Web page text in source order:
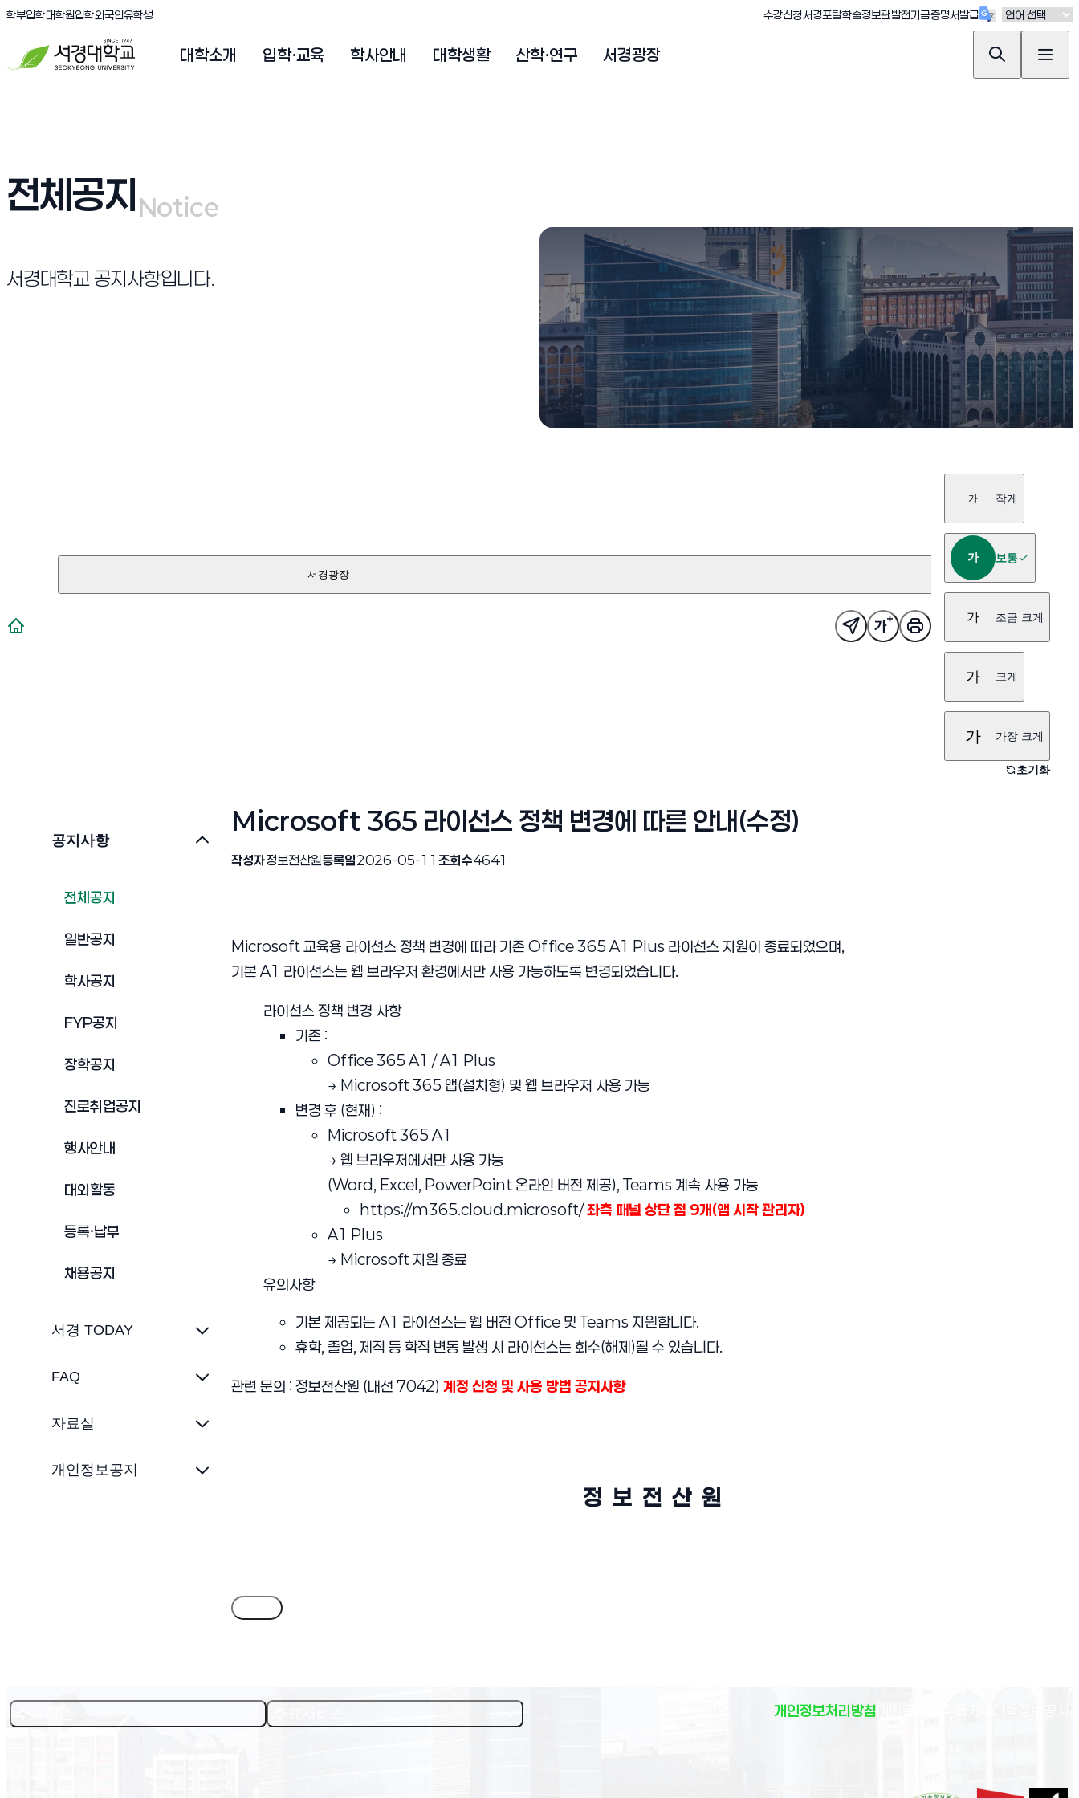
서경대학교
학부입학(새창 열림)
대학원입학(새창 열림)
외국인유학생(새창 열림) 수강신청(새창 열림)
서경포탈(새창 열림)
학술정보관(새창 열림)
발전기금(새창 열림)
증명서발급(새창 열림)
대학소개 입학·교육 학사안내 대학생활 산학·연구 서경광장
전체공지 Notice
Notice
서경대학교 공지사항입니다.
서경광장
가 작게
가 보통
가 조금 크게
가 크게
가 가장 크게
초기화
공지사항
전체공지
일반공지
학사공지
FYP공지
장학공지
진로취업공지
행사안내
대외활동
등록·납부
채용공지
서경 TODAY
FAQ
자료실
개인정보공지
Microsoft 365 라이선스 정책 변경에 따른 안내(수정)
작성자정보전산원등록일2026-05-11 조회수4641
Microsoft 교육용 라이선스 정책 변경에 따라 기존 Office 365 A1 Plus 라이선스 지원이 종료되었으며,
기본 A1 라이선스는 웹 브라우저 환경에서만 사용 가능하도록 변경되었습니다.
라이선스 정책 변경 사항
기존 :
Office 365 A1 / A1 Plus
→ Microsoft 365 앱(설치형) 및 웹 브라우저 사용 가능
변경 후 (현재) :
Microsoft 365 A1
→ 웹 브라우저에서만 사용 가능
(Word, Excel, PowerPoint 온라인 버전 제공), Teams 계속 사용 가능
https://m365.cloud.microsoft/좌측 패널 상단 점 9개(앱 시작 관리자)
A1 Plus
→ Microsoft 지원 종료
유의사항
기본 제공되는 A1 라이선스는 웹 버전 Office 및 Teams 지원합니다.
휴학, 졸업, 제적 등 학적 변동 발생 시 라이선스는 회수(해제)될 수 있습니다.
관련 문의 : 정보전산원 (내선 7042) 계정 신청 및 사용 방법 공지사항
정 보 전 산 원
개인정보처리방침